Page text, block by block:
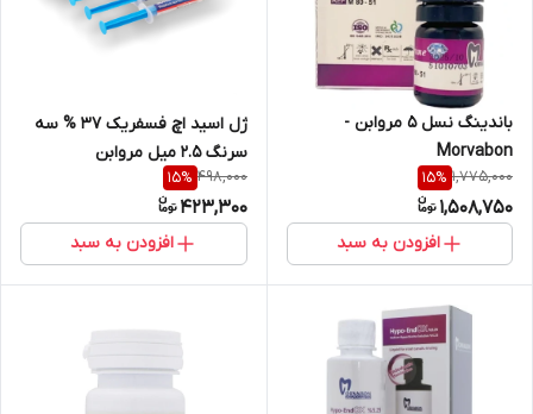
باندینگ نسل ۵ مروابن -
Morvabon
1,775,000
15%
1,508,750
افزودن به سبد
ژل اسید اچ فسفریک 37 % سه
سرنگ 2.5 میل مروابن
498,000
15%
423,300
افزودن به سبد